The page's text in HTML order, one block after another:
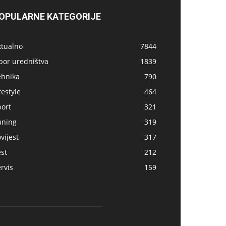
KATEGORIJE
7844
uredništva
1839
790
464
321
319
317
212
159